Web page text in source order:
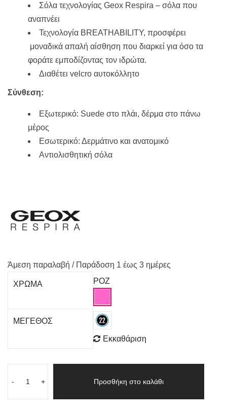
Σόλα τεχνολογίας Geox Respira – σόλα που
αναπνέει
Τεχνολογία BREATHABILITY, προσφέρει
μοναδικά απαλή αίσθηση που διαρκεί για όσο τα
φοράτε εμποδίζοντας τον ιδρώτα.
Διαθέτει velcro αυτοκόλλητο
Σύνθεση:
Εξωτερικό: Suede στο πλάι, δέρμα στο πάνω
μέρος
Εσωτερικό: Δερμάτινο και ανατομικό
Αντιολισθητική σόλα
Άμεση παραλαβή / Παράδoση 1 έως 3 ημέρες
ΧΡΩΜΑ ΡΟΖ
ΜΕΓΕΘΟΣ
Εκκαθάριση
- + Προσθήκη στο καλάθι